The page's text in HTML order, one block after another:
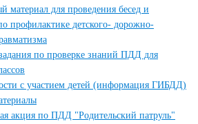
для проведения бесед и
профилактике детского- дорожно-
по проверке знаний ПДД для
с участием детей (информация ГИБДД)
акция по ПДД "Родительский патруль"